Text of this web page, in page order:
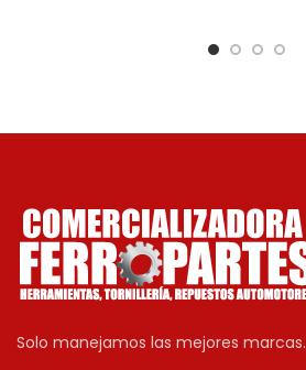
Solo manejamos las mejores marcas.